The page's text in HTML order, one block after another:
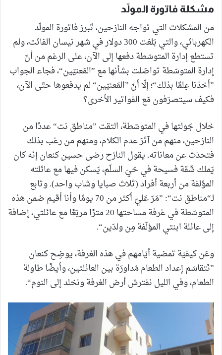
مشكلة فاتورة المولّد
من المشكلات التي تواجه النازحين، تَبرز فاتورة المولّد
الكهربائي، والتي بَلغت 300 دولار في شهر نيسان الفائت، ولم
تستطع إدارة المتوسّطة دفعها إلى الآن، على الرغم من أنّ
إدارة المتوسّطة تواصَلت بشأنها مع ”المَعنيّين“، فجاء الجواب
”أخذنا عِلمًا بذلك“؛ إلّا أنّ ”المَعنيّين“ لم يدفعوها حتّى الآن،
فكيف سيتصرّفون مَع الفواتير الأخرى؟
خلال جَولتها في المتوسّطة، التقت ”مناطق نت“ عددًا من
النازحين، منهم من آثرَ عدم الكلام، ومنهم من رغب بذلك
فتحدّث عن معاناته. يقول النازح رضى حسين كنعان إنّه كان
يَملك شّقة فسيحة في حَيّ السلّم، يَسكن فيها مع عائلته
المؤلفة من أربعة أفراد (ثلاث صبايا وشاب واحد). وتابع
لـ“مناطق نت“: ”مَرّ عَليّ أكثر من 70 يومًا وأنا أقيم ضمن هذه
المتوسّطة في غرفة مساحتها 20 مترًا مربّعًا مع عائلتي، إضافة
إلى عائلة ابنتي المؤلّفة مِن ولدَين“.
وعَن كيفيّة تمضية أيّامهم في هذه الغرفة، يوضِح كنعان
”نَتقاسَم إعداد الطعام مُداورَة بين العائلتين، وأيضًا طاولة
الطعام، وفي الليل نفترش أرض الغرفة ونخلد إلى النوم“.